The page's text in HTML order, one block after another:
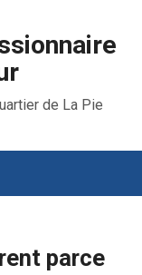
de La Pie
parce